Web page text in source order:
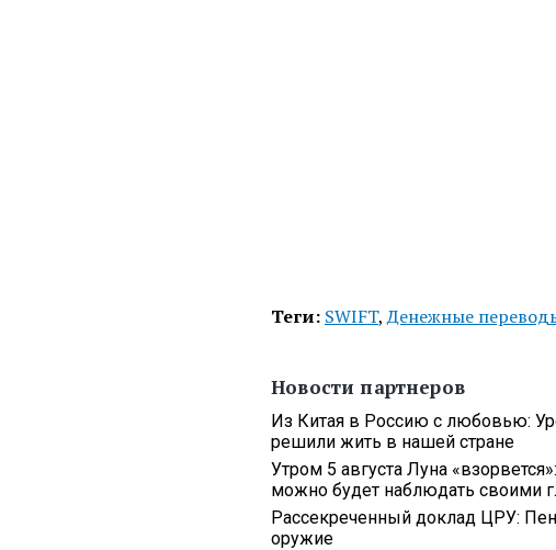
Теги: SWIFT,Денежные
Новости партнеров
Из Китая в Россию с любовью:
решили жить в нашей стране
Утром 5 августа Луна
можно будет наблюдать своими
Рассекреченный доклад ЦРУ:
оружие